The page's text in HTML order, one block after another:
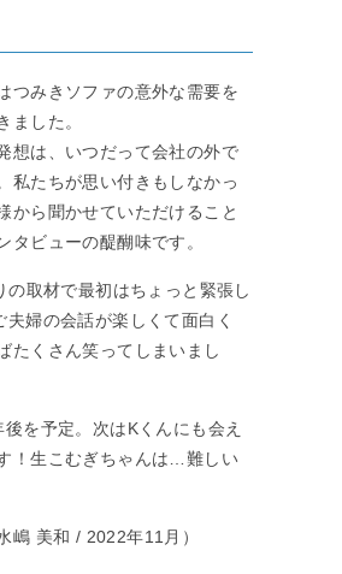
つみきソファの意外な需要を
ました。
想は、いつだって会社の外で
私たちが思い付きもしなかっ
から聞かせていただけること
タビューの醍醐味です。
の取材で最初はちょっと緊張し
夫婦の会話が楽しくて面白く
たくさん笑ってしまいまし
を予定。次はKくんにも会え
！生こむぎちゃんは…難しい
嶋 美和 / 2022年11月）